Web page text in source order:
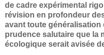
de cadre expérimental
révision en profondeur
avant toute
prudence salutaire que la
écologique serait avisée